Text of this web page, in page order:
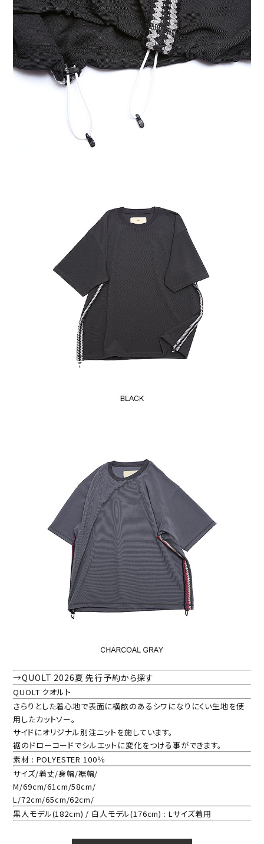
→QUOLT 2026夏 先行予約から探す
QUOLT クオルト
さらりとした着心地で表面に横畝のあるシワになりにくい生地を使
用したカットソー。
サイドにオリジナル別注ニットを施しています。
裾のドローコードでシルエットに変化をつける事ができます。
素材 : POLYESTER 100％
サイズ/着丈/身幅/裾幅/
M/69cm/61cm/58cm/
L/72cm/65cm/62cm/
黒人モデル(182cm) / 白人モデル(176cm) : Lサイズ着用